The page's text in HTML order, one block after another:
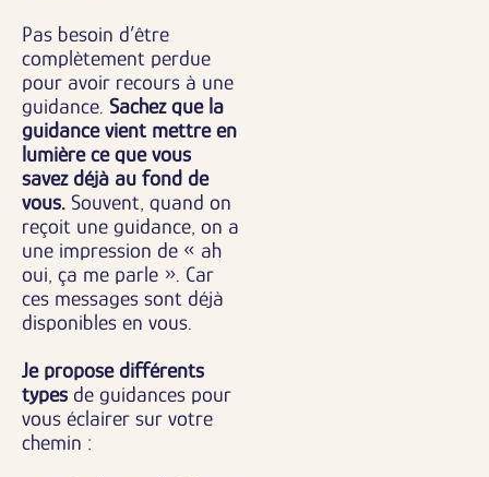
Pas besoin d’être
complètement perdue
pour avoir recours à une
guidance. Sachez que la
guidance vient mettre en
lumière ce que vous
savez déjà au fond de
vous. Souvent, quand on
reçoit une guidance, on a
une impression de « ah
oui, ça me parle ». Car
ces messages sont déjà
disponibles en vous.
Je propose différents
types de guidances pour
vous éclairer sur votre
chemin :